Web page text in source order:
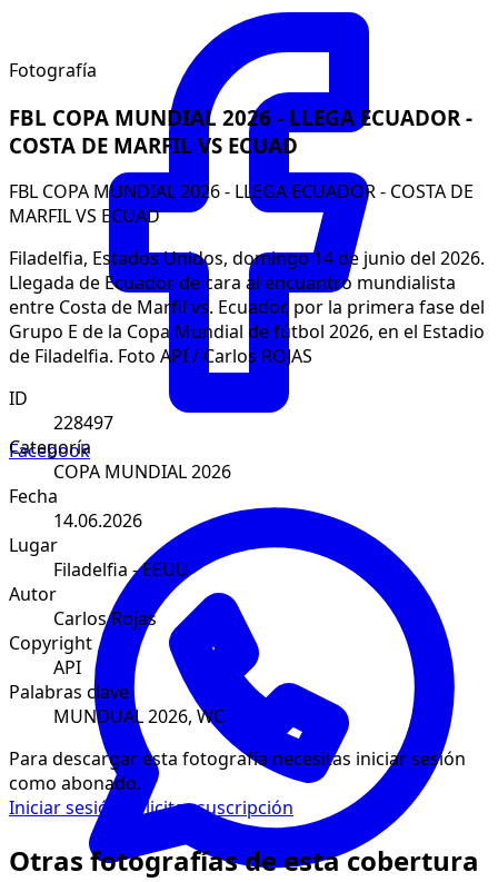
Facebook
Fotografía
FBL COPA MUNDIAL 2026 - LLEGA ECUADOR -
COSTA DE MARFIL VS ECUAD
FBL COPA MUNDIAL 2026 - LLEGA ECUADOR - COSTA DE
MARFIL VS ECUAD
Filadelfia, Estados Unidos, domingo 14 de junio del 2026.
Llegada de Ecuador de cara al encuantro mundialista
entre Costa de Marfil vs. Ecuador, por la primera fase del
Grupo E de la Copa Mundial de fútbol 2026, en el Estadio
de Filadelfia. Foto API / Carlos ROJAS
ID
228497
Categoría
COPA MUNDIAL 2026
Fecha
14.06.2026
Lugar
Filadelfia - EEUU
Autor
Carlos Rojas
Copyright
API
Palabras clave
MUNDUAL 2026, WC
Para descargar esta fotografía necesitas iniciar sesión
como abonado.
Iniciar sesión
Solicitar suscripción
Otras fotografías de esta cobertura